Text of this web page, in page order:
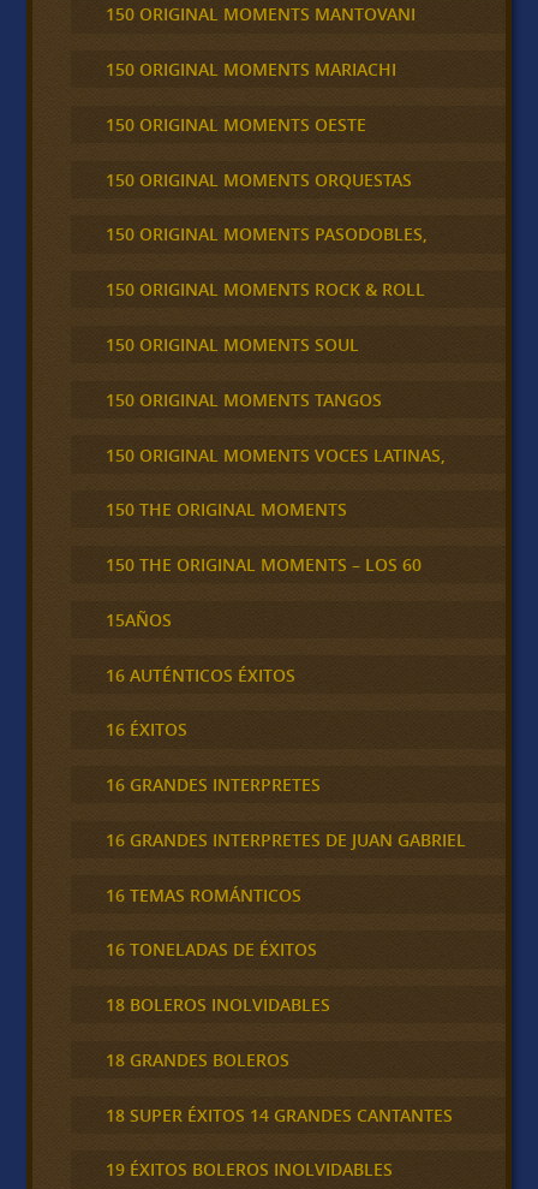
150 ORIGINAL MOMENTS MANTOVANI
150 ORIGINAL MOMENTS MARIACHI
150 ORIGINAL MOMENTS OESTE
150 ORIGINAL MOMENTS ORQUESTAS
150 ORIGINAL MOMENTS PASODOBLES,
150 ORIGINAL MOMENTS ROCK & ROLL
150 ORIGINAL MOMENTS SOUL
150 ORIGINAL MOMENTS TANGOS
150 ORIGINAL MOMENTS VOCES LATINAS,
150 THE ORIGINAL MOMENTS
150 THE ORIGINAL MOMENTS – LOS 60
15AÑOS
16 AUTÉNTICOS ÉXITOS
16 ÉXITOS
16 GRANDES INTERPRETES
16 GRANDES INTERPRETES DE JUAN GABRIEL
16 TEMAS ROMÁNTICOS
16 TONELADAS DE ÉXITOS
18 BOLEROS INOLVIDABLES
18 GRANDES BOLEROS
18 SUPER ÉXITOS 14 GRANDES CANTANTES
19 ÉXITOS BOLEROS INOLVIDABLES